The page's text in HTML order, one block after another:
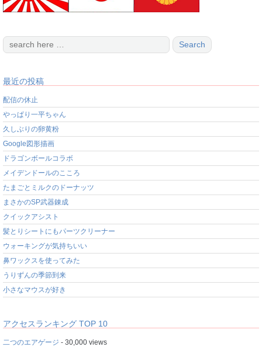
最近の投稿
配信の休止
やっぱり一平ちゃん
久しぶりの卵黄粉
Google図形描画
ドラゴンボールコラボ
メイデンドールのこころ
たまごとミルクのドーナッツ
まさかのSP武器錬成
クイックアシスト
髪とりシートにもパーツクリーナー
ウォーキングが気持ちいい
鼻ワックスを使ってみた
うりずんの季節到来
小さなマウスが好き
アクセスランキング TOP 10
二つのエアゲージ - 30,000 views